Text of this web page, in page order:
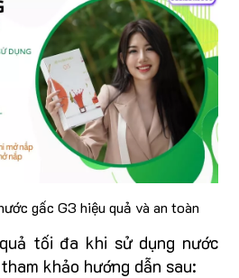
gấc G3 hiệu quả và an toàn
tối đa khi sử dụng nước
khảo hướng dẫn sau: